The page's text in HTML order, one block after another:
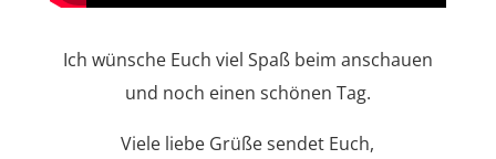
Ich wünsche Euch viel Spaß beim anschauen
und noch einen schönen Tag.
Viele liebe Grüße sendet Euch,